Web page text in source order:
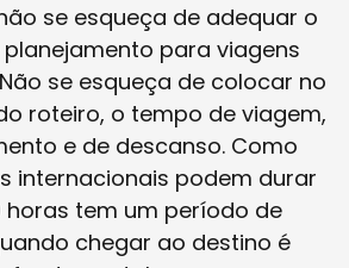
se esqueça de adequar o
para viagens
se esqueça de colocar no
roteiro, o tempo de viagem,
e de descanso. Como
internacionais podem durar
horas tem um período de
chegar ao destino é